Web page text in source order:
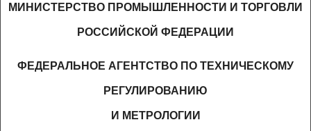
МИНИСТЕРСТВО ПРОМЫШЛЕННОСТИ И ТОРГОВЛИ
РОССИЙСКОЙ ФЕДЕРАЦИИ
ФЕДЕРАЛЬНОЕ АГЕНТСТВО ПО ТЕХНИЧЕСКОМУ
РЕГУЛИРОВАНИЮ
И МЕТРОЛОГИИ